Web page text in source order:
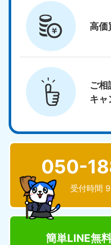
高価
ご相
キャ
050-
受付時間
簡単LINE無